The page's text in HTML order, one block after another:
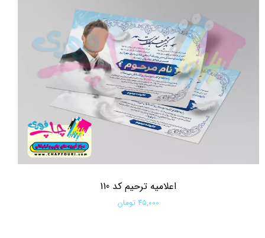
اعلامیه ترحیم کد 110
۴۵,۰۰۰ تومان